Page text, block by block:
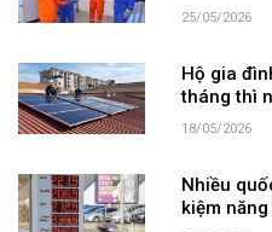
25/05/2026
Hộ gia
tháng thì
18/05/2026
Nhiều
kiệm